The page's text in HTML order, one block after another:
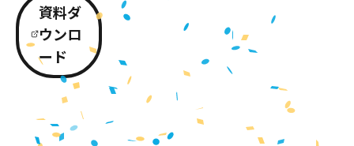
資料ダ
ウンロ
ード